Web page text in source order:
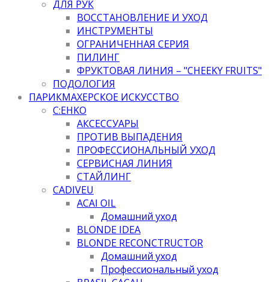
ДЛЯ РУК
ВОССТАНОВЛЕНИЕ И УХОД
ИНСТРУМЕНТЫ
ОГРАНИЧЕННАЯ СЕРИЯ
ПИЛИНГ
ФРУКТОВАЯ ЛИНИЯ – "CHEEKY FRUITS"
ПОДОЛОГИЯ
ПАРИКМАХЕРСКОЕ ИСКУССТВО
C:EHKO
АКСЕССУАРЫ
ПРОТИВ ВЫПАДЕНИЯ
ПРОФЕССИОНАЛЬНЫЙ УХОД
СЕРВИСНАЯ ЛИНИЯ
СТАЙЛИНГ
CADIVEU
ACAI OIL
Домашний уход
BLONDE IDEA
BLONDE RECONCTRUCTOR
Домашний уход
Профессиональный уход